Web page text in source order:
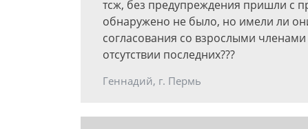
тсж, без предупреждения пришли с
обнаружено не было, но имели ли
согласования со взрослыми
отсутствии последних???
Геннадий, г. Пермь